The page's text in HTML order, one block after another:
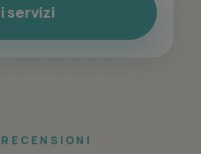
servizi